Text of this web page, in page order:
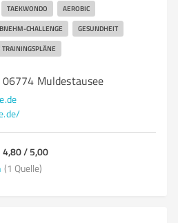
TAEKWONDO AEROBIC
CHALLENGE GESUNDHEIT
Muldestausee
4,80 / 5,00
(1 Quelle)